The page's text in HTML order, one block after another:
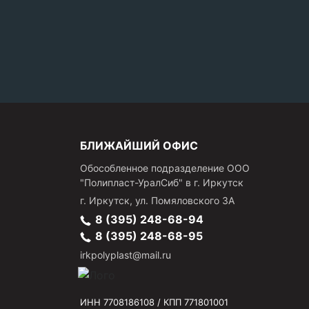
БЛИЖАЙШИЙ ОФИС
Обособленное подразделение ООО
"Полипласт-УралСиб" в г. Иркутск
г. Иркутск, ул. Помяловского 3А
8 (395) 248-68-94
8 (395) 248-68-95
irkpolyplast@mail.ru
ИНН 7708186108 / КПП 771801001